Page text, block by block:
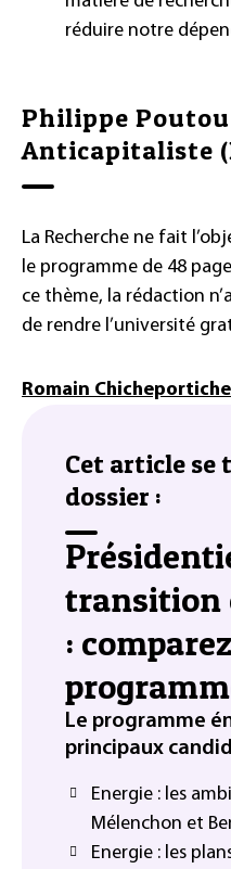
réduire notre
Philippe
Anticapitaliste
La Recherche ne fait
le programme de 48
ce thème, la rédaction
de rendre l’université
Romain Chicheportiche
Cet article se
dossier :
transition
:
Le programme
principaux
Energie : les
Mélenchon et
Energie : les